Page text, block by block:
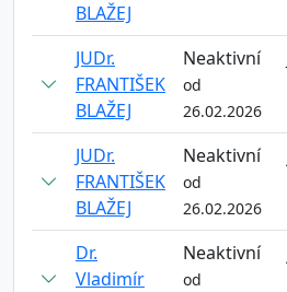
BLAŽEJ
JUDr.
FRANTIŠEK
BLAŽEJ
Neaktivní
od
26.02.2026
JUDr.
FRANTIŠEK
BLAŽEJ
Neaktivní
od
26.02.2026
Dr.
Vladimír
Neaktivní
od